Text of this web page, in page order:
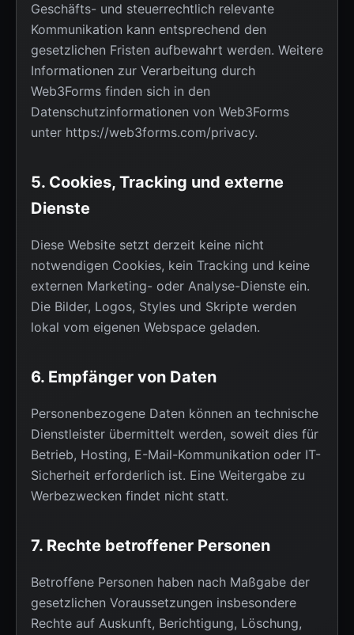
Geschäfts- und steuerrechtlich relevante
Kommunikation kann entsprechend den
gesetzlichen Fristen aufbewahrt werden. Weitere
Informationen zur Verarbeitung durch
Web3Forms finden sich in den
Datenschutzinformationen von Web3Forms
unter https://web3forms.com/privacy.
5. Cookies, Tracking und externe
Dienste
Diese Website setzt derzeit keine nicht
notwendigen Cookies, kein Tracking und keine
externen Marketing- oder Analyse-Dienste ein.
Die Bilder, Logos, Styles und Skripte werden
lokal vom eigenen Webspace geladen.
6. Empfänger von Daten
Personenbezogene Daten können an technische
Dienstleister übermittelt werden, soweit dies für
Betrieb, Hosting, E-Mail-Kommunikation oder IT-
Sicherheit erforderlich ist. Eine Weitergabe zu
Werbezwecken findet nicht statt.
7. Rechte betroffener Personen
Betroffene Personen haben nach Maßgabe der
gesetzlichen Voraussetzungen insbesondere
Rechte auf Auskunft, Berichtigung, Löschung,